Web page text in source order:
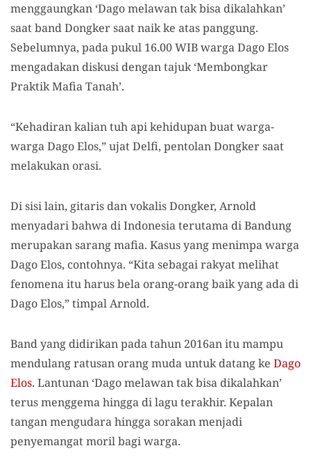
menggaungkan ‘Dago melawan tak bisa dikalahkan’
saat band Dongker saat naik ke atas panggung.
Sebelumnya, pada pukul 16.00 WIB warga Dago Elos
mengadakan diskusi dengan tajuk ‘Membongkar
Praktik Mafia Tanah’.
“Kehadiran kalian tuh api kehidupan buat warga-
warga Dago Elos,” ujat Delfi, pentolan Dongker saat
melakukan orasi.
Di sisi lain, gitaris dan vokalis Dongker, Arnold
menyadari bahwa di Indonesia terutama di Bandung
merupakan sarang mafia. Kasus yang menimpa warga
Dago Elos, contohnya. “Kita sebagai rakyat melihat
fenomena itu harus bela orang-orang baik yang ada di
Dago Elos,” timpal Arnold.
Band yang didirikan pada tahun 2016an itu mampu
mendulang ratusan orang muda untuk datang ke Dago
Elos. Lantunan ‘Dago melawan tak bisa dikalahkan’
terus menggema hingga di lagu terakhir. Kepalan
tangan mengudara hingga sorakan menjadi
penyemangat moril bagi warga.